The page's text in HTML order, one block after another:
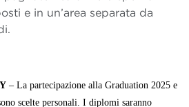
e in un’area separata da
– La partecipazione alla Graduation 2025 e
scelte personali. I diplomi saranno